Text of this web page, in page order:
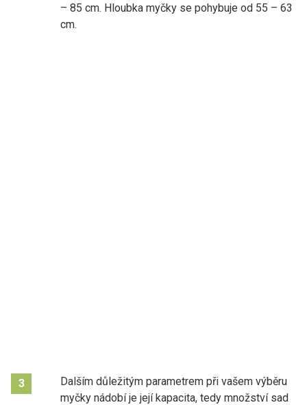
– 85 cm. Hloubka myčky se pohybuje od 55 – 63
cm.
3
Dalším důležitým parametrem při vašem výběru
myčky nádobí je její kapacita, tedy množství sad